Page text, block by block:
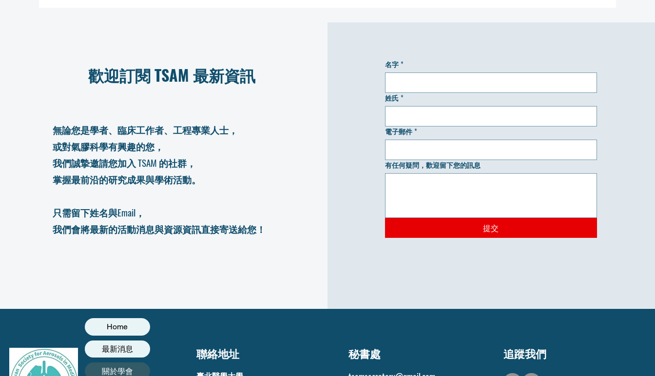
歡迎訂閱 TSAM 最新資訊
無論您是學者、臨床工作者、工程專業人士，
或對氣膠科學有興趣的您，
我們誠摯邀請您加入 TSAM 的社群，
掌握最前沿的研究成果與學術活動。
只需留下姓名與Email，
我們會將最新的活動消息與資源資訊直接寄送給您！
名字*
姓氏*
電子郵件*
有任何疑問，歡迎留下您的訊息
提交
Home
最新消息
關於學會
聯絡地址 秘書處 ​追蹤我們